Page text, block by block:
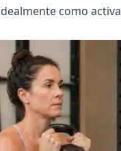
como